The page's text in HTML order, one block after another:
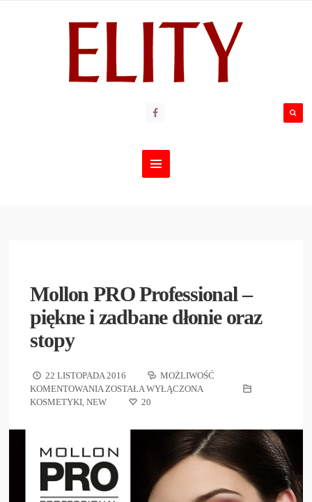
Mollon PRO Professional –
piękne i zadbane dłonie oraz
stopy
22 LISTOPADA 2016
MOŻLIWOŚĆ
KOMENTOWANIA ZOSTAŁA WYŁĄCZONA
KOSMETYKI ,NEW 20